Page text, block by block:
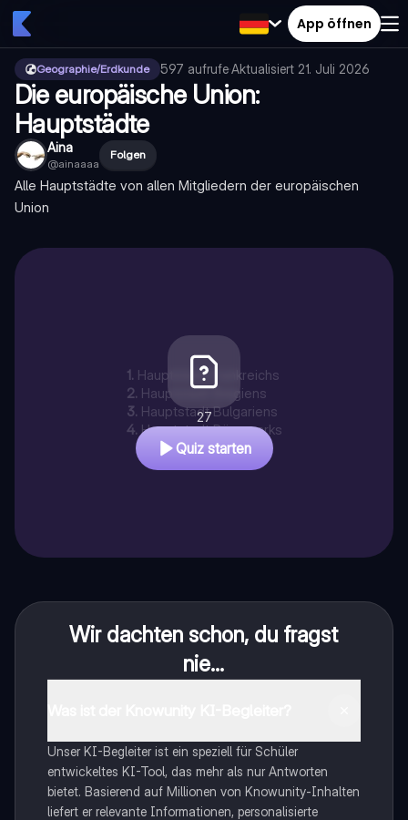
App öffnen
Geographie/Erdkunde 597 aufrufe·Aktualisiert 21. Juli 2026
Die europäische Union:
Hauptstädte
Aina
@ainaaaa
Folgen
Alle Hauptstädte von allen Mitgliedern der europäischen
Union
1. Hauptstadt Frankreichs
2. Hauptstadt Belgiens
3. Hauptstadt Bulgariens
4. Hauptstadt Dänemarks
27
Quiz starten
Wir dachten schon, du fragst
nie...
Unser KI-Begleiter ist ein speziell für Schüler
entwickeltes KI-Tool, das mehr als nur Antworten
bietet. Basierend auf Millionen von Knowunity-Inhalten
liefert er relevante Informationen, personalisierte